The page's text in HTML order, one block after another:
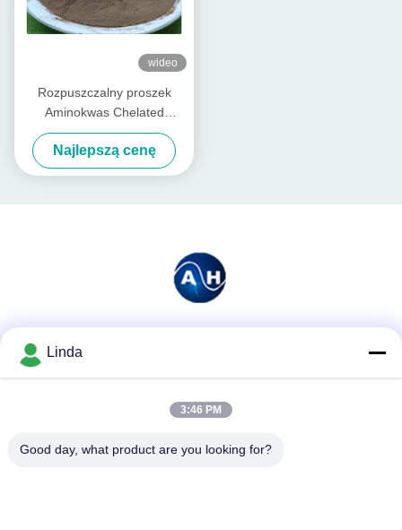
wideo
Rozpuszczalny proszek
Aminokwas Chelated
Minerały Elementy fosforowe
Podstawowy nawóz
Najlepszą cenę
Linda
3:46 PM
Good day, what product are you looking for?